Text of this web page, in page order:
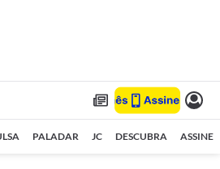
PALADAR JC DESCUBRA ASSINE